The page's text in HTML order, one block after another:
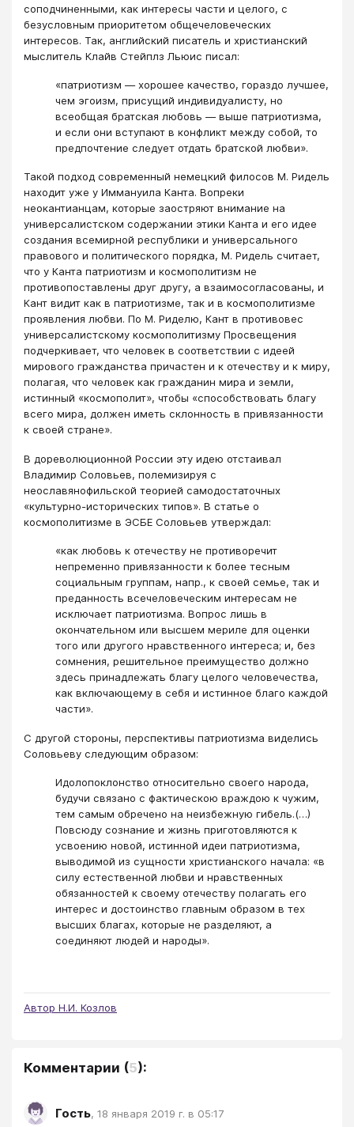
соподчиненными, как интересы части и целого, с
безусловным приоритетом общечеловеческих
интересов. Так, английский писатель и христианский
мыслитель Клайв Стейплз Льюис писал:
«патриотизм — хорошее качество, гораздо лучшее,
чем эгоизм, присущий индивидуалисту, но
всеобщая братская любовь — выше патриотизма,
и если они вступают в конфликт между собой, то
предпочтение следует отдать братской любви».
Такой подход современный немецкий филосов М. Ридель
находит уже у Иммануила Канта. Вопреки
неокантианцам, которые заостряют внимание на
универсалистском содержании этики Канта и его идее
создания всемирной республики и универсального
правового и политического порядка, М. Ридель считает,
что у Канта патриотизм и космополитизм не
противопоставлены друг другу, а взаимосогласованы, и
Кант видит как в патриотизме, так и в космополитизме
проявления любви. По М. Риделю, Кант в противовес
универсалистскому космополитизму Просвещения
подчеркивает, что человек в соответствии с идеей
мирового гражданства причастен и к отечеству и к миру,
полагая, что человек как гражданин мира и земли,
истинный «космополит», чтобы «способствовать благу
всего мира, должен иметь склонность в привязанности
к своей стране».
В дореволюционной России эту идею отстаивал
Владимир Соловьев, полемизируя с
неославянофильской теорией самодостаточных
«культурно-исторических типов». В статье о
космополитизме в ЭСБЕ Соловьев утверждал:
«как любовь к отечеству не противоречит
непременно привязанности к более тесным
социальным группам, напр., к своей семье, так и
преданность всечеловеческим интересам не
исключает патриотизма. Вопрос лишь в
окончательном или высшем мериле для оценки
того или другого нравственного интереса; и, без
сомнения, решительное преимущество должно
здесь принадлежать благу целого человечества,
как включающему в себя и истинное благо каждой
части».
С другой стороны, перспективы патриотизма виделись
Соловьеву следующим образом:
Идолопоклонство относительно своего народа,
будучи связано с фактическою враждою к чужим,
тем самым обречено на неизбежную гибель.(…)
Повсюду сознание и жизнь приготовляются к
усвоению новой, истинной идеи патриотизма,
выводимой из сущности христианского начала: «в
силу естественной любви и нравственных
обязанностей к своему отечеству полагать его
интерес и достоинство главным образом в тех
высших благах, которые не разделяют, а
соединяют людей и народы».
Автор Н.И. Козлов
Комментарии (5):
Гость, 18 января 2019 г. в 05:17